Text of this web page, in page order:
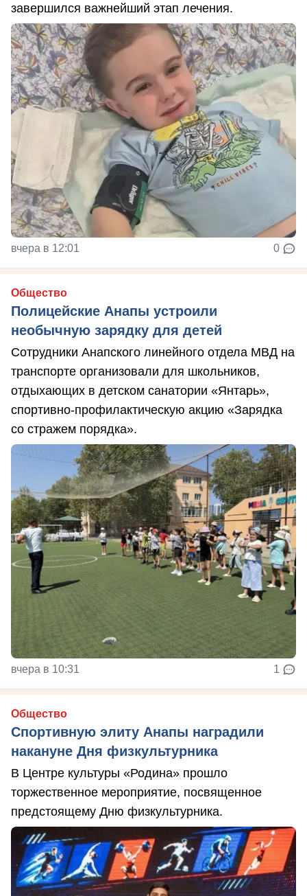
завершился важнейший этап лечения.
вчера в 12:01 0
Общество
Полицейские Анапы устроили
необычную зарядку для детей
Сотрудники Анапского линейного отдела МВД на
транспорте организовали для школьников,
отдыхающих в детском санатории «Янтарь»,
спортивно-профилактическую акцию «Зарядка
со стражем порядка».
вчера в 10:31 1
Общество
Спортивную элиту Анапы наградили
накануне Дня физкультурника
В Центре культуры «Родина» прошло
торжественное мероприятие, посвященное
предстоящему Дню физкультурника.